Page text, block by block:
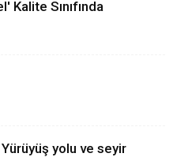
Sınıfında
yolu ve seyir